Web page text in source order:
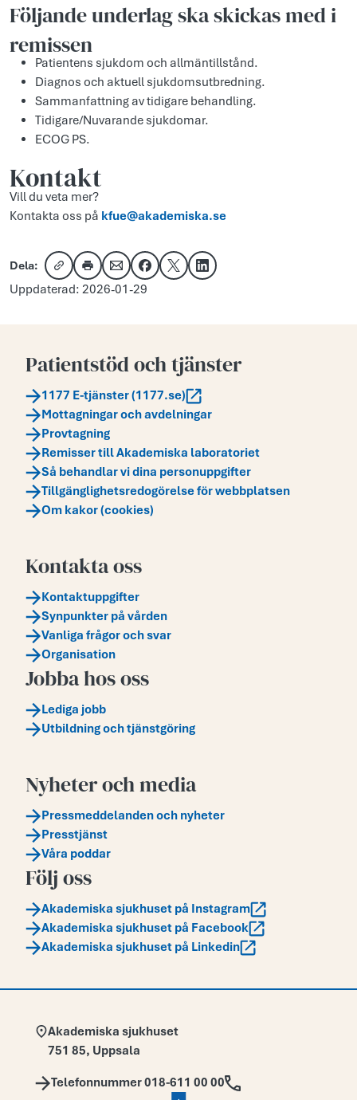
Följande underlag ska skickas med i
remissen
Patientens sjukdom och allmäntillstånd.
Diagnos och aktuell sjukdomsutbredning.
Sammanfattning av tidigare behandling.
Tidigare/Nuvarande sjukdomar.
ECOG PS.
Kontakt
Vill du veta mer?
Kontakta oss på kfue@akademiska.se
Dela:
Kopiera länk
Skriv utDela via e-post
Dela på Facebook
Dela på XDela på LinkedIn
Uppdaterad: 2026-01-29
Patientstöd och tjänster
1177 E-tjänster (1177.se)
Mottagningar och avdelningar
Provtagning
Remisser till Akademiska laboratoriet
Så behandlar vi dina personuppgifter
Tillgänglighetsredogörelse för webbplatsen
Om kakor (cookies)
Kontakta oss
Kontaktuppgifter
Synpunkter på vården
Vanliga frågor och svar
Organisation
Jobba hos oss
Lediga jobb
Utbildning och tjänstgöring
Nyheter och media
Pressmeddelanden och nyheter
Presstjänst
Våra poddar
Följ oss
Akademiska sjukhuset på Instagram
Akademiska sjukhuset på Facebook
Akademiska sjukhuset på Linkedin
Adress:
Akademiska sjukhuset
751 85, Uppsala
Telefon:
Telefonnummer 018-611 00 00